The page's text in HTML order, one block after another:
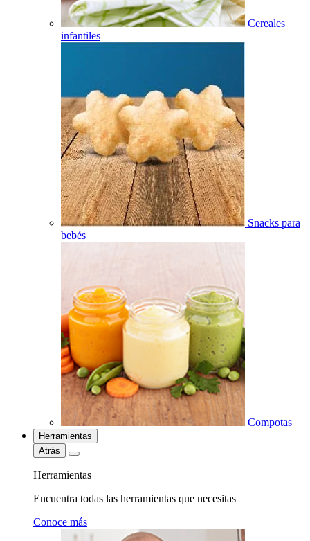
Cereales
infantiles
Snacks para
bebés
Compotas
Herramientas
Atrás
Herramientas
Encuentra todas las herramientas que necesitas
Conoce más